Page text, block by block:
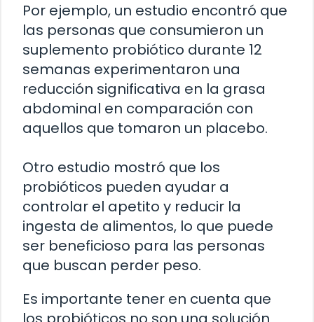
Por ejemplo, un estudio encontró que
las personas que consumieron un
suplemento probiótico durante 12
semanas experimentaron una
reducción significativa en la grasa
abdominal en comparación con
aquellos que tomaron un placebo.
Otro estudio mostró que los
probióticos pueden ayudar a
controlar el apetito y reducir la
ingesta de alimentos, lo que puede
ser beneficioso para las personas
que buscan perder peso.
Es importante tener en cuenta que